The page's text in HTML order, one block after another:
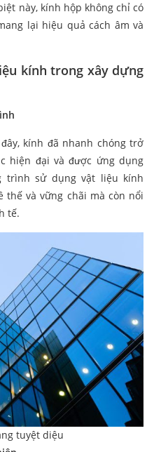
này, kính hộp không chỉ có
lại hiệu quả cách âm và
kính trong xây dựng
kính đã nhanh chóng trở
hiện đại và được ứng dụng
trình sử dụng vật liệu kính
thế và vững chãi mà còn nổi
tế.
tuyệt diệu